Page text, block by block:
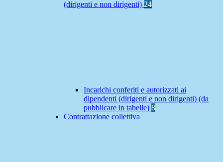
(dirigenti e non dirigenti) 24
Incarichi conferiti e autorizzati ai
dipendenti (dirigenti e non dirigenti) (da
pubblicare in tabelle) 8
Contrattazione collettiva